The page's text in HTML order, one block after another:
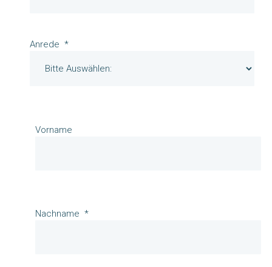
Anrede
Vorname
Nachname